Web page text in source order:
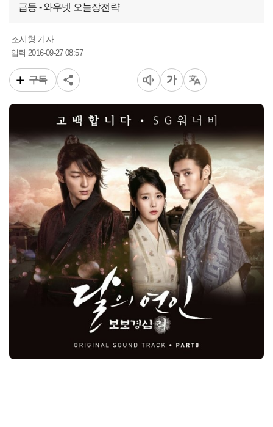
급등 - 와우넷 오늘장전략
조시형 기자
입력2016-09-27 08:57
구독